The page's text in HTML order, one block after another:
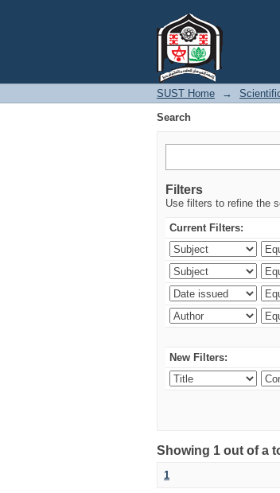
SUST Home →
Search
Filters
Use filters to refine the
Current Filters:
New Filters:
Showing 1 out of a
1